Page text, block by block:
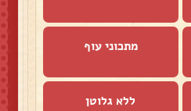
מתכוני עוף
ללא גלוטן